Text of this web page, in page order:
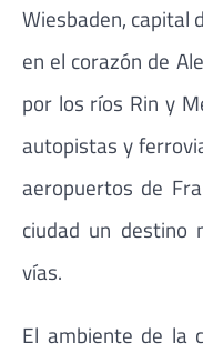
Wiesbaden, capital
en el corazón de
por los ríos Rin y
autopistas y
aeropuertos de
ciudad un destino
vías.
El ambiente de la